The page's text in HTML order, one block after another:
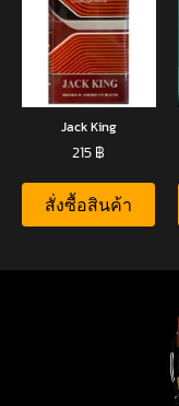
Jack King
215฿
สั่งซื้อสินค้า